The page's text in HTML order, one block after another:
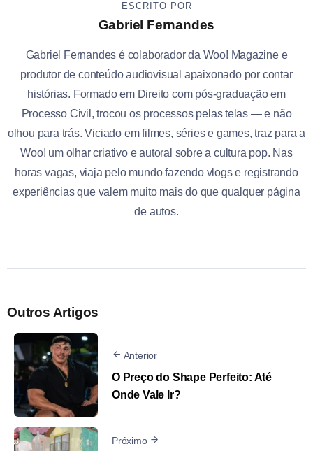
ESCRITO POR
Gabriel Fernandes
Gabriel Fernandes é colaborador da Woo! Magazine e
produtor de conteúdo audiovisual apaixonado por contar
histórias. Formado em Direito com pós-graduação em
Processo Civil, trocou os processos pelas telas — e não
olhou para trás. Viciado em filmes, séries e games, traz para a
Woo! um olhar criativo e autoral sobre a cultura pop. Nas
horas vagas, viaja pelo mundo fazendo vlogs e registrando
experiências que valem muito mais do que qualquer página
de autos.
Outros Artigos
Anterior
O Preço do Shape Perfeito: Até
Onde Vale Ir?
Próximo